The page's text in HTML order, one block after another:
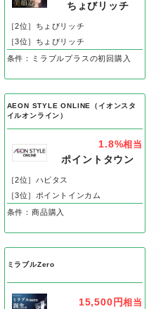
ちょびリッチ
［2位］ちょびリッチ
［3位］ちょびリッチ
条件：ミラブルプラスの初回購入
AEON STYLE ONLINE（イオンスタ
イルオンライン）
1.8%相当
ポイントタウン
［2位］ハピタス
［3位］ポイントインカム
条件：商品購入
ミラブルZero
15,500円相当